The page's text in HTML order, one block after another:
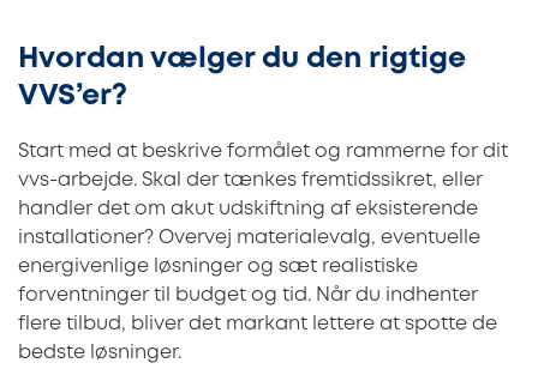
Hvordan vælger du den rigtige
VVS’er?
Start med at beskrive formålet og rammerne for dit
vvs-arbejde. Skal der tænkes fremtidssikret, eller
handler det om akut udskiftning af eksisterende
installationer? Overvej materialevalg, eventuelle
energivenlige løsninger og sæt realistiske
forventninger til budget og tid. Når du indhenter
flere tilbud, bliver det markant lettere at spotte de
bedste løsninger.